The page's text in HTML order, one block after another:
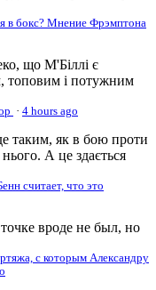
в бокс? Мнение Фрэмптона
що М'Біллі є
топовим і потужним
· 4 hours ago
таким, як в бою проти
А це здається
считает, что это
вроде не был, но
с которым Александру